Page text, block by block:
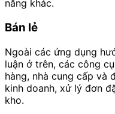
năng khác.
Bán lẻ
Ngoài các ứng dụng
luận ở trên, các công
hàng, nhà cung cấp và
kinh doanh, xử lý đơn
kho.